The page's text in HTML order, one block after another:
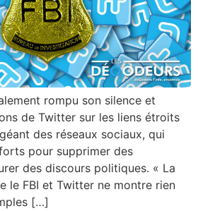
rompu son silence et
de Twitter sur les liens étroits
des réseaux sociaux, qui
pour supprimer des
des discours politiques. « La
le FBI et Twitter ne montre rien
[…]